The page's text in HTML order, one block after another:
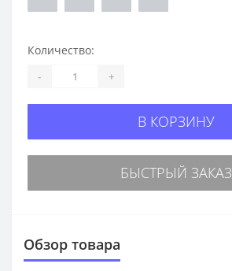
Количество:
- +
В КОРЗИНУ
БЫСТРЫЙ ЗАКАЗ
Обзор товара